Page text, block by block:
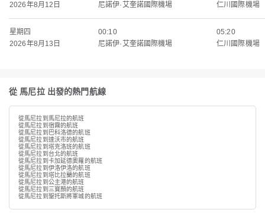
2026年8月12日
尼諾伊·艾奎諾國際機場
仁川國際機場
星期四
2026年8月13日
00:10
尼諾伊·艾奎諾國際機場
05:20
仁川國際機場
從 馬尼拉 出發的熱門航線
從馬尼拉到馬尼拉的航班
從馬尼拉到宿霧的航班
從馬尼拉到巴科洛德的航班
從馬尼拉到達沃市的航班
從馬尼拉到塔克洛班的航班
從馬尼拉到台北的航班
從馬尼拉到卡加延德奧羅的航班
從馬尼拉到伊洛伊洛的航班
從馬尼拉到塔比拉蘭的航班
從馬尼拉到公主港的航班
從馬尼拉到三寶顏的航班
從馬尼拉到聖托斯將軍城的航班